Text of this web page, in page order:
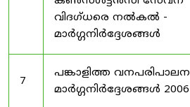
വിദഗ്ധരെ നൽകൽ -
മാർഗ്ഗനിർദ്ദേശങ്ങൾ
7
പങ്കാളിത്ത വനപരിപാലന
മാർഗ്ഗനിർദ്ദേശങ്ങൾ 2006